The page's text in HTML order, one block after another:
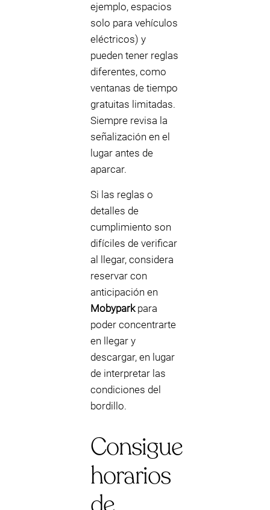
ejemplo, espacios
solo para vehículos
eléctricos) y
pueden tener reglas
diferentes, como
ventanas de tiempo
gratuitas limitadas.
Siempre revisa la
señalización en el
lugar antes de
aparcar.
Si las reglas o
detalles de
cumplimiento son
difíciles de verificar
al llegar, considera
reservar con
anticipación en
Mobyparkpara
poder concentrarte
en llegar y
descargar, en lugar
de interpretar las
condiciones del
bordillo.
Consigue
horarios